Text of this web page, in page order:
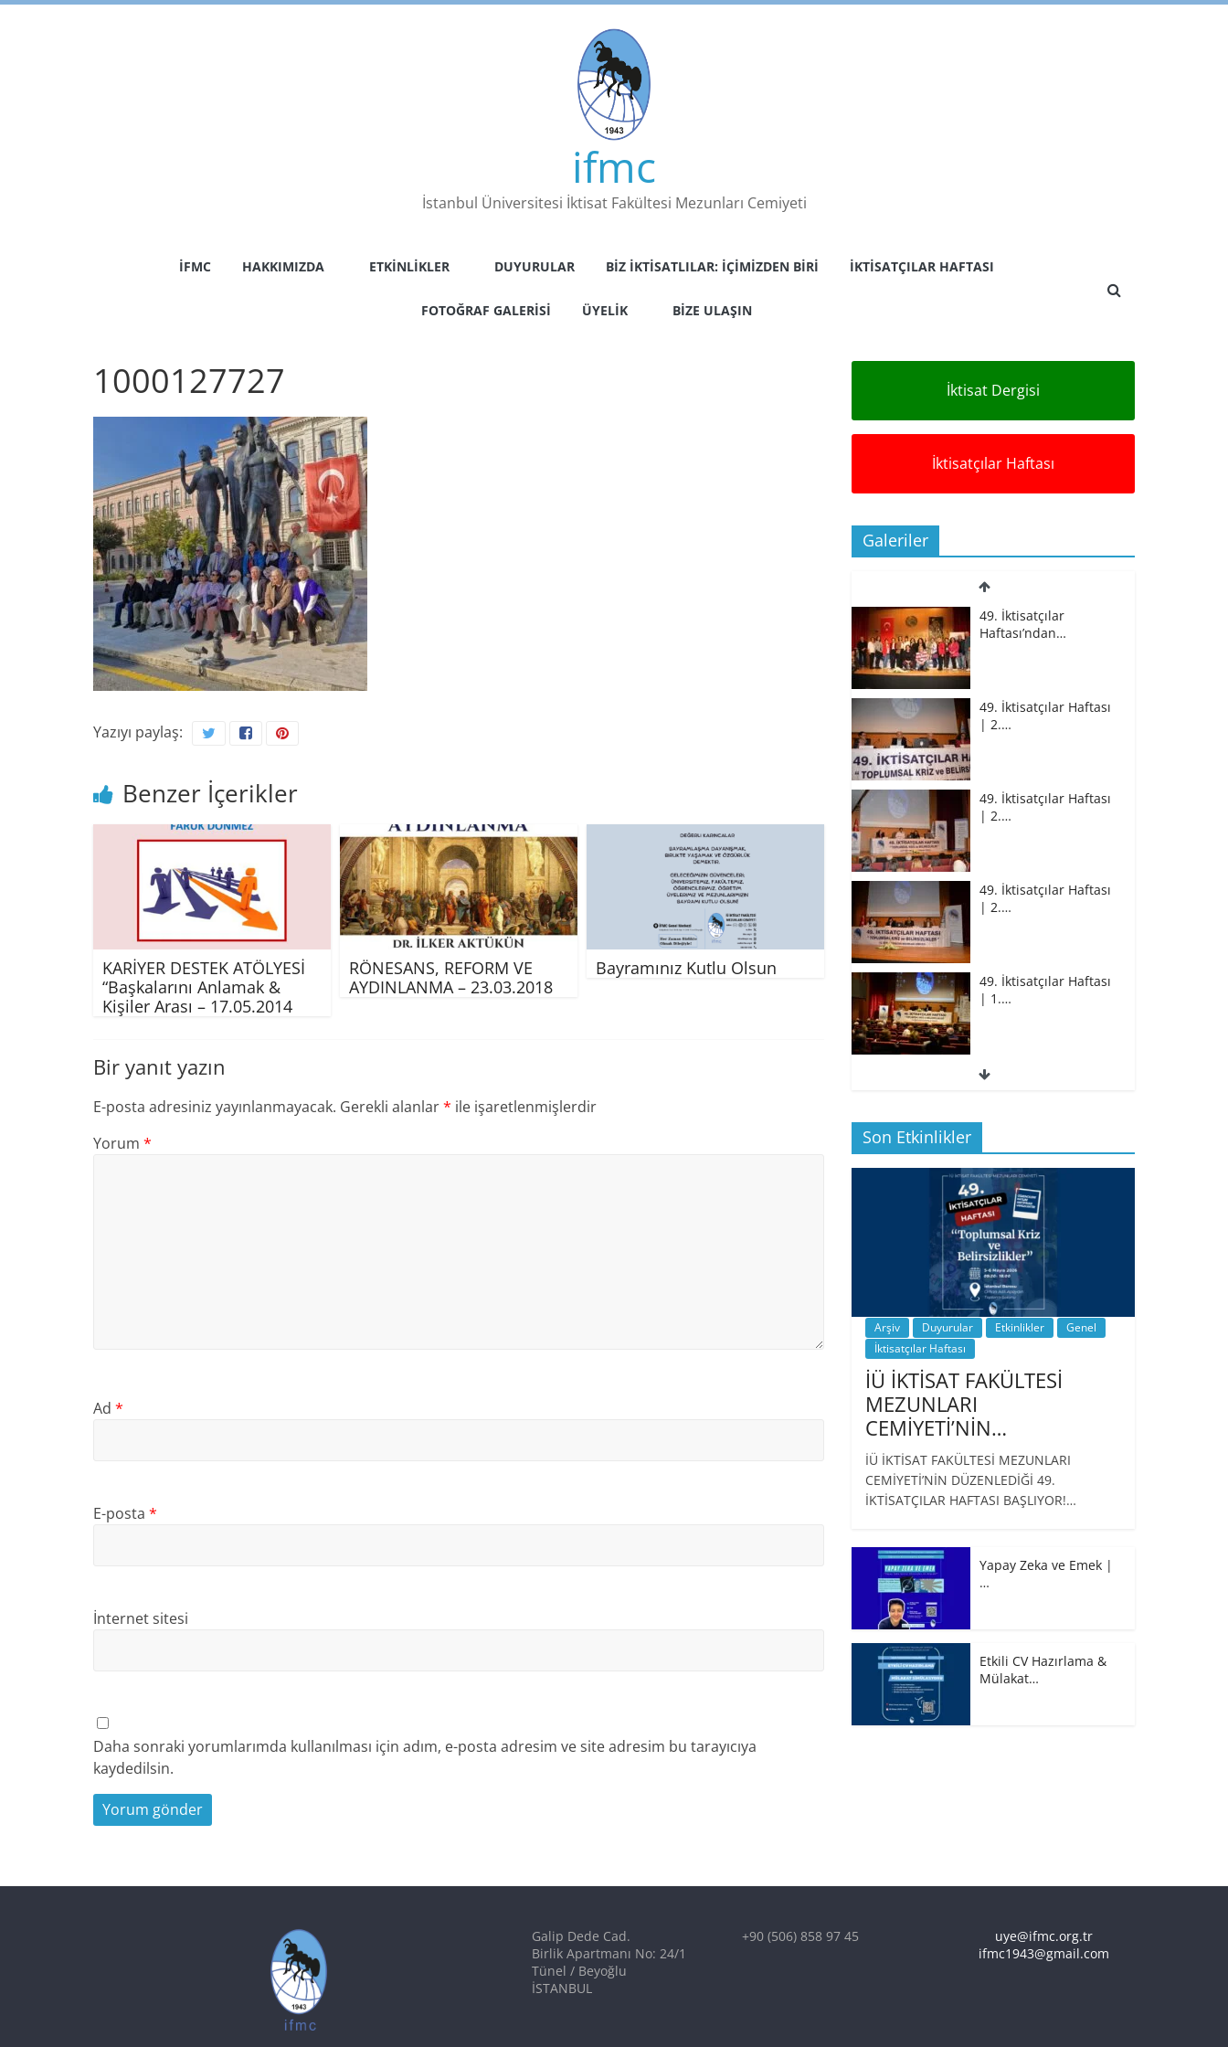
Skip
ifmc
İstanbul Üniversitesi İktisat Fakültesi Mezunları Cemiyeti
İFMC HAKKIMIZDA ETKINLIKLER DUYURULAR BIZ İKTISATLILAR: İÇIMIZDEN BIRI İKTISATÇILAR HAFTASI
FOTOĞRAF GALERISI ÜYELIK BIZE ULAŞIN
1000127727
Yazıyı paylaş:
Benzer İçerikler
KARİYER DESTEK ATÖLYESİ
“Başkalarını Anlamak &
Kişiler Arası – 17.05.2014
RÖNESANS, REFORM VE
AYDINLANMA – 23.03.2018
Bayramınız Kutlu Olsun
Bir yanıt yazın
E-posta adresiniz yayınlanmayacak. Gerekli alanlar* ile işaretlenmişlerdir
Yorum *
Ad *
E-posta *
İnternet sitesi
Daha sonraki yorumlarımda kullanılması için adım, e-posta adresim ve site adresim bu tarayıcıya
kaydedilsin.
İktisat Dergisi
İktisatçılar Haftası
Galeriler
49. İktisatçılar
Haftası’ndan…
49. İktisatçılar Haftası
| 2.…
49. İktisatçılar Haftası
| 2.…
49. İktisatçılar Haftası
| 2.…
49. İktisatçılar Haftası
| 1.…
49. İktisatçılar Haftası
BİZ İKTİSATLILAR:
İÇİMİZDEN BİRİ PROF.…
Son Etkinlikler
Arşiv Duyurular Etkinlikler
Genel
İktisatçılar Haftası
İÜ İKTİSAT FAKÜLTESİ
MEZUNLARI
CEMİYETİ’NİN…
İÜ İKTİSAT FAKÜLTESİ MEZUNLARI
CEMİYETİ’NİN DÜZENLEDİĞİ 49.
İKTİSATÇILAR HAFTASI BAŞLIYOR!…
Yapay Zeka ve Emek |
…
Etkili CV Hazırlama &
Mülakat…
Galip Dede Cad.
Birlik Apartmanı No: 24/1
Tünel / Beyoğlu
İSTANBUL
+90 (506) 858 97 45
uye@ifmc.org.tr
ifmc1943@gmail.com